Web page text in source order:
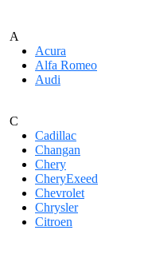
A
Acura
Alfa Romeo
Audi
C
Cadillac
Changan
Chery
CheryExeed
Chevrolet
Chrysler
Citroen